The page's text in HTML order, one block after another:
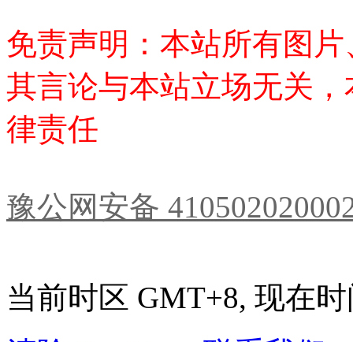
免责声明：本站所有图
其言论与本站立场无关
律责任
豫公网安备
当前时区 GMT+8, 现在